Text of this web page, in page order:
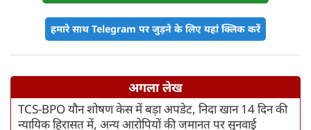
लेखक के बारे में
वेबदुनिया न्यूज़ टीम
वेबदुनिया न्यूज़ डेस्क पर हमारे स्ट्रिंगर्स, विश्वसनीय स्रोतों और अनुभवी
पत्रकारों द्वारा तैयार की गई ग्राउंड रिपोर्ट्स, स्पेशल रिपोर्ट्स, साक्षात्कार
तथा रीयल-टाइम अपडेट्स को वरिष्ठ संपादकों द्वारा सावधानीपूर्वक
जांच-परख कर प्रकाशित किया जाता है।....और पढ़ें